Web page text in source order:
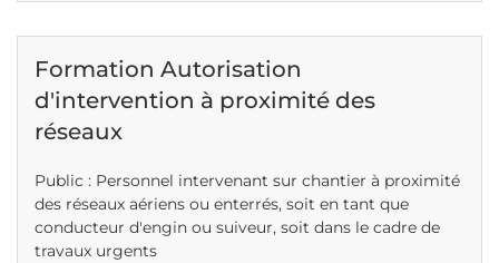
Formation Autorisation
d'intervention à proximité des
réseaux
Public : Personnel intervenant sur chantier à proximité
des réseaux aériens ou enterrés, soit en tant que
conducteur d'engin ou suiveur, soit dans le cadre de
travaux urgents